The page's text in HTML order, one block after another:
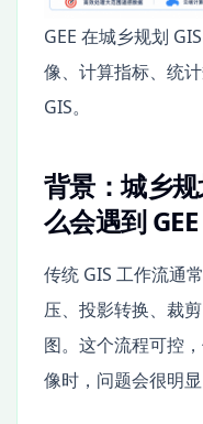
GEE 在城乡规划
像、计算指标、统
GIS。
背景：城乡
么会遇到 GEE
传统 GIS 工作流通
压、投影转换、裁
图。这个流程可控
像时，问题会很明显